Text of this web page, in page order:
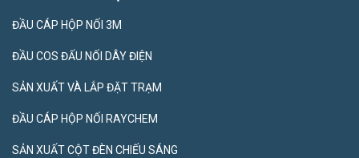
ĐẦU CÁP HỘP NỐI 3M
ĐẦU COS ĐẤU NỐI DÂY ĐIỆN
SẢN XUẤT VÀ LẮP ĐẶT TRẠM
ĐẦU CÁP HỘP NỐI RAYCHEM
SẢN XUẤT CỘT ĐÈN CHIẾU SÁNG